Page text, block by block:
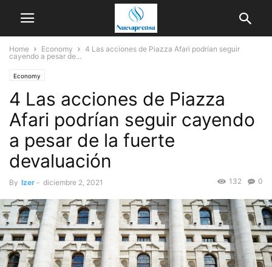
Home Economy
4 Las acciones de Piazza Afari podrían seguir
cayendo a pesar de...
Economy
4 Las acciones de Piazza
Afari podrían seguir cayendo
a pesar de la fuerte
devaluación
By Izer - diciembre 2, 2021 0
132